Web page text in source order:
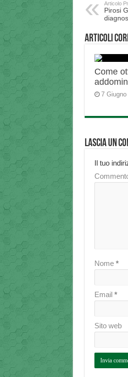
Articolo
Pirosi
Articoli
Come
7 Giugno
Lascia un
Il tuo
Nome *
Email *
Sito web